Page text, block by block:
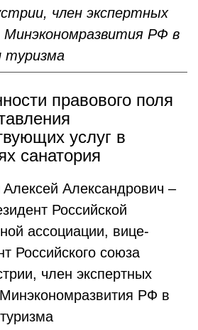
член экспертных
Минэкономразвития РФ в
туризма
правового поля
услуг в
санатория
Александрович –
Российской
ассоциации, вице-
Российского союза
член экспертных
РФ в